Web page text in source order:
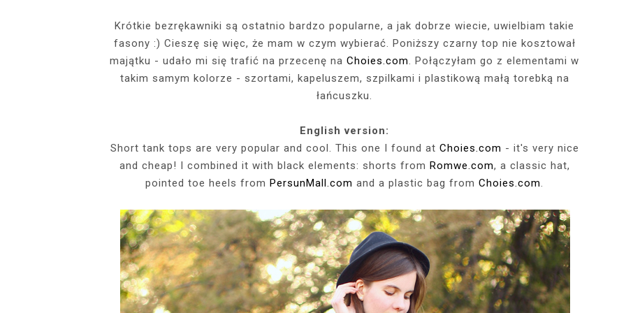
EVENTS
INSIDE HER FRAME - MY NEW
SENSUAL PHOTOBOOK
MY 34TH BIRTHDAY! FEELING
MORE ME THAN EVER :)
2025 - THE
PHOTOS ON
SZARY TOP, KRÓTKA SKÓRZANA
SPÓDNICZKA, CZARNE
KTÓRYMI PRAGNĘ SIĘ Z WAMI
PODZIELIĆ
RÓŻOWY SWETER Z DEKOLTEM,
SZARA SPÓDNICZKA I CZARNE
PRAGNĘ SIĘ Z WAMI PODZIELIĆ
FALBANAMI,
I SZPILKI +
PRAGNĘ SIĘ Z
GDZIE POWSTAJĄ MOJE
BUDUAROWE SESJE + 100 ZŁ DO
AIRBNB
NIEZNANE OBLICZE LUWRU:
DLACZEGO MONA LISA STAŁA
WENUS Z MILO?
WIZYTA W
BIAŁY SPORTOWY STANIK,
CZARNE LEGGINSY I
WIZYTA W POZNAŃSKIEJ
PRACOWNI FRYZJERSKIEJ CUT
JAKIEGO
CZYM
WŁOSY?
Krótkie bezrękawniki są ostatnio bardzo popularne, a jak dobrze wiecie, uwielbiam takie
fasony :) Cieszę się więc, że mam w czym wybierać. Poniższy czarny top nie kosztował
majątku - udało mi się trafić na przecenę na Choies.com. Połączyłam go z elementami w
takim samym kolorze - szortami, kapeluszem, szpilkami i plastikową małą torebką na
łańcuszku.
English version:
Short tank tops are very popular and cool. This one I found at Choies.com - it's very nice
and cheap! I combined it with black elements: shorts from Romwe.com, a classic hat,
pointed toe heels from PersunMall.com and a plastic bag from Choies.com.